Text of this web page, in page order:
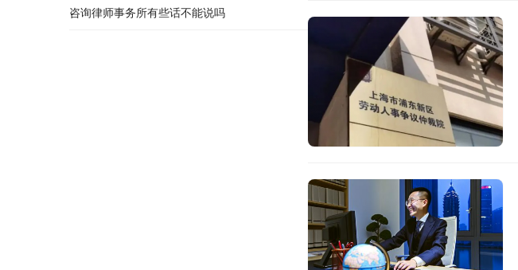
咨询律师事务所有些话不能说吗